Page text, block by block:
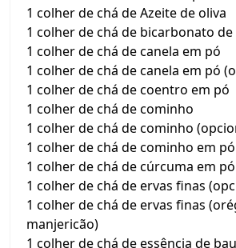
1 colher de chá de Azeite de oliva
1 colher de chá de bicarbonato
1 colher de chá de canela em pó
1 colher de chá de canela em pó
1 colher de chá de coentro em pó
1 colher de chá de cominho
1 colher de chá de cominho
1 colher de chá de cominho em pó
1 colher de chá de cúrcuma em pó
1 colher de chá de ervas finas
1 colher de chá de ervas finas
manjericão)
1 colher de chá de essência de